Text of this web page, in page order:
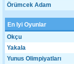
Örümcek Adam
En Iyi Oyunlar
Okçu
Yakala
Yunus Olimpiyatları